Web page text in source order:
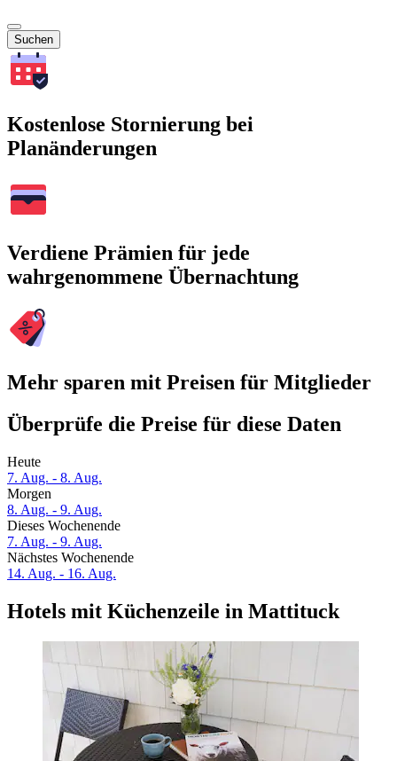
Suchen
Kostenlose Stornierung bei
Planänderungen
Verdiene Prämien für jede
wahrgenommene Übernachtung
Mehr sparen mit Preisen für Mitglieder
Überprüfe die Preise für diese Daten
Heute
7. Aug. - 8. Aug.
Morgen
8. Aug. - 9. Aug.
Dieses Wochenende
7. Aug. - 9. Aug.
Nächstes Wochenende
14. Aug. - 16. Aug.
Hotels mit Küchenzeile in Mattituck